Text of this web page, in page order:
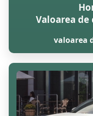
Valoarea
valoarea